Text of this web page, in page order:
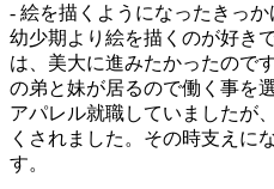
- 絵を描くようになったきっか
幼少期より絵を描くのが好き
は、美大に進みたかったので
の弟と妹が居るので働く事を
アパレル就職していましたが
くされました。その時支えに
す。